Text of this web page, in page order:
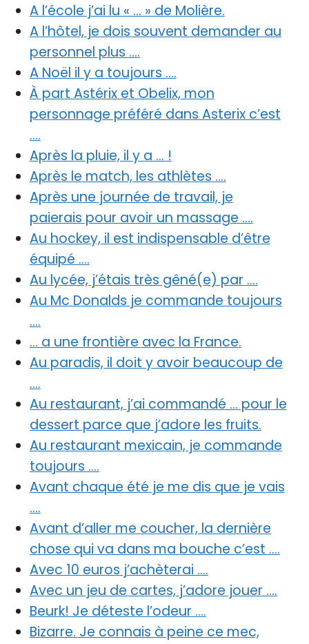
A l’école j’ai lu « … » de Molière.
A l’hôtel, je dois souvent demander au
personnel plus ….
A Noël il y a toujours ….
À part Astérix et Obelix, mon
personnage préféré dans Asterix c’est
….
Après la pluie, il y a … !
Après le match, les athlètes ….
Après une journée de travail, je
paierais pour avoir un massage ….
Au hockey, il est indispensable d’être
équipé ….
Au lycée, j’étais très gêné(e) par ….
Au Mc Donalds je commande toujours
….
… a une frontière avec la France.
Au paradis, il doit y avoir beaucoup de
….
Au restaurant, j’ai commandé … pour le
dessert parce que j’adore les fruits.
Au restaurant mexicain, je commande
toujours ….
Avant chaque été je me dis que je vais
….
Avant d’aller me coucher, la dernière
chose qui va dans ma bouche c’est ….
Avec 10 euros j’achèterai ….
Avec un jeu de cartes, j’adore jouer ….
Beurk! Je déteste l’odeur ….
Bizarre. Je connais à peine ce mec,